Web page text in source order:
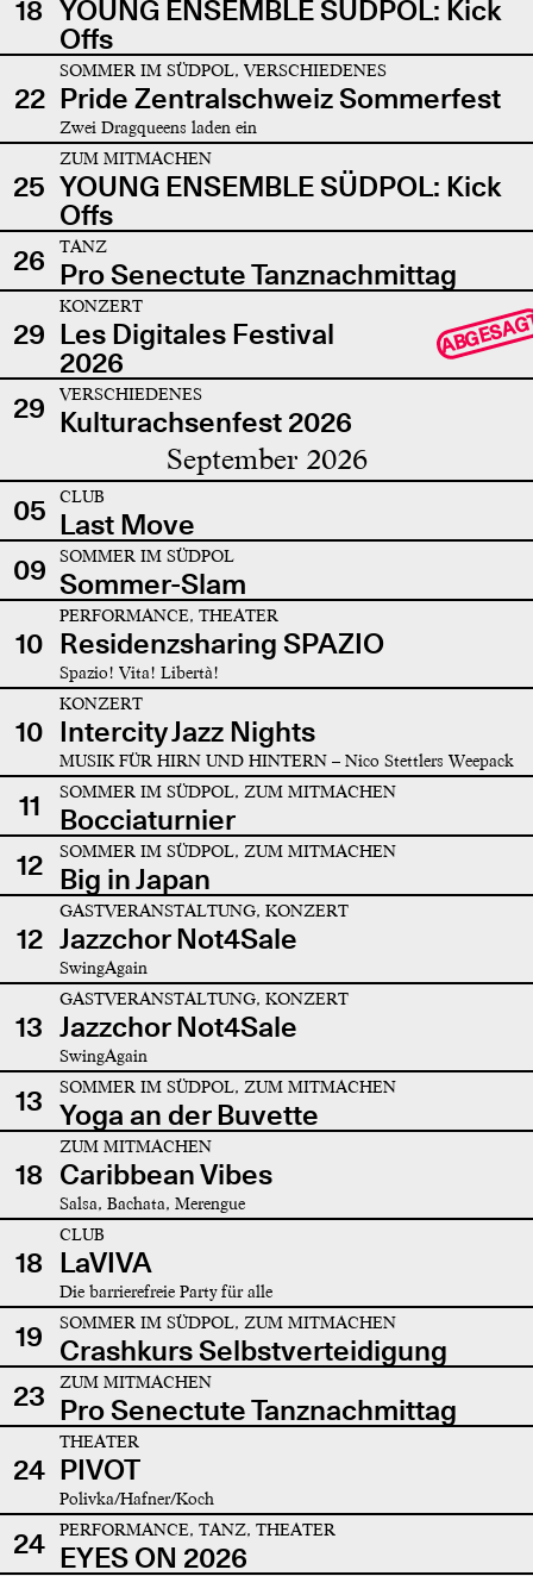
18 YOUNG ENSEMBLE SÜDPOL: Kick
Offs
22
SOMMER IM SÜDPOL, VERSCHIEDENES
Pride Zentralschweiz Sommerfest
Zwei Dragqueens laden ein
25
ZUM MITMACHEN
YOUNG ENSEMBLE SÜDPOL: Kick
Offs
26
TANZ
Pro Senectute Tanznachmittag
29
KONZERT
Les Digitales Festival
2026
29 VERSCHIEDENES
Kulturachsenfest 2026
September 2026
05 CLUB
Last Move
09
SOMMER IM SÜDPOL
Sommer-Slam
10
PERFORMANCE, THEATER
Residenzsharing SPAZIO
Spazio! Vita! Libertà!
10
KONZERT
Intercity Jazz Nights
MUSIK FÜR HIRN UND HINTERN – Nico Stettlers Weepack
11 SOMMER IM SÜDPOL, ZUM MITMACHEN
Bocciaturnier
12
SOMMER IM SÜDPOL, ZUM MITMACHEN
Big in Japan
12
GASTVERANSTALTUNG, KONZERT
Jazzchor Not4Sale
SwingAgain
13
GASTVERANSTALTUNG, KONZERT
Jazzchor Not4Sale
SwingAgain
13 SOMMER IM SÜDPOL, ZUM MITMACHEN
Yoga an der Buvette
18
ZUM MITMACHEN
Caribbean Vibes
Salsa, Bachata, Merengue
18
CLUB
LaVIVA
Die barrierefreie Party für alle
19 SOMMER IM SÜDPOL, ZUM MITMACHEN
Crashkurs Selbstverteidigung
23
ZUM MITMACHEN
Pro Senectute Tanznachmittag
24
THEATER
PIVOT
Polivka/Hafner/Koch
24 PERFORMANCE, TANZ, THEATER
EYES ON 2026